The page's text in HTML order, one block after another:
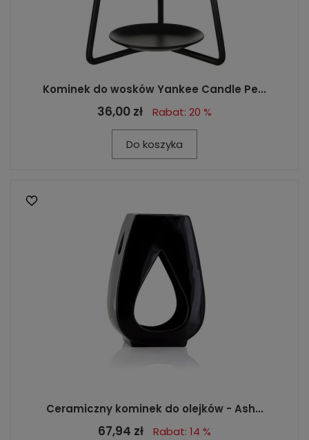
Kominek do wosków Yankee Candle Pe...
36,00 zł Rabat: 20 %
Do koszyka
Ceramiczny kominek do olejków - Ash...
67,94 zł Rabat: 14 %